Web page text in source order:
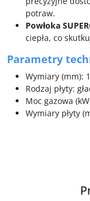
potraw.
Powłoka
ciepła, co
Parametry
Wymiary (mm):
Rodzaj płyty:
Moc gazowa
Wymiary płyty
Pomiń